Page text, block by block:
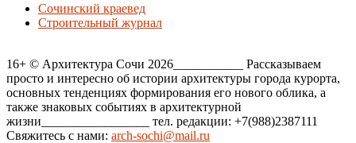
Сочинский краевед
Строительный журнал
16+ © Архитектура Сочи 2026___________ Рассказываем
просто и интересно об истории архитектуры города курорта,
основных тенденциях формирования его нового облика, а
также знаковых событиях в архитектурной
жизни_________________ тел. редакции: +7(988)2387111
Свяжитесь с нами: arch-sochi@mail.ru